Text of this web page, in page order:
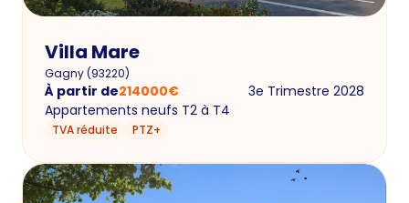
Villa Mare
Gagny(93220)
À partir de214000€
3e Trimestre 2028
Appartements neufs T2 à T4
TVA réduite PTZ+